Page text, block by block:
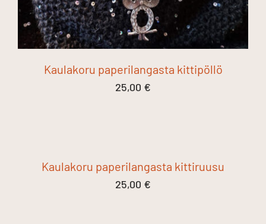
Kaulakoru paperilangasta kittipöllö
25,00 €
Kaulakoru paperilangasta kittiruusu
25,00 €